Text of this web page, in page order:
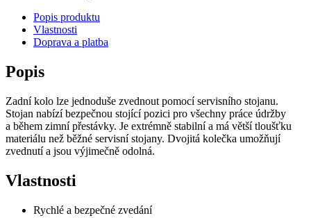
Popis produktu
Vlastnosti
Doprava a platba
Popis
Zadní kolo lze jednoduše zvednout pomocí servisního stojanu.
Stojan nabízí bezpečnou stojící pozici pro všechny práce údržby
a během zimní přestávky. Je extrémně stabilní a má větší tloušťku
materiálu než běžné servisní stojany. Dvojitá kolečka umožňují
zvednutí a jsou výjimečně odolná.
Vlastnosti
Rychlé a bezpečné zvedání